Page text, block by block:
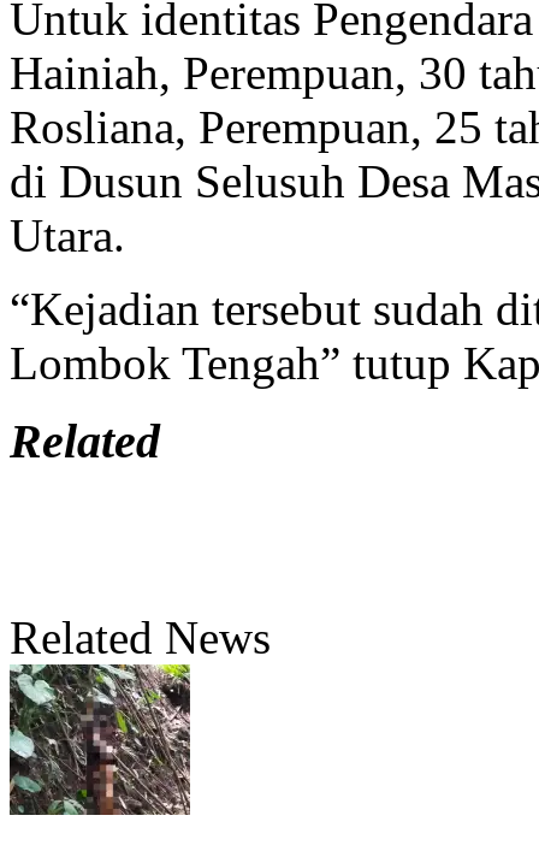
Untuk identitas
Hainiah, Perempuan, 30
Rosliana, Perempuan, 25
di Dusun Selusuh Desa
Utara.
“Kejadian tersebut sudah
Lombok Tengah” tutup
Related
Related News